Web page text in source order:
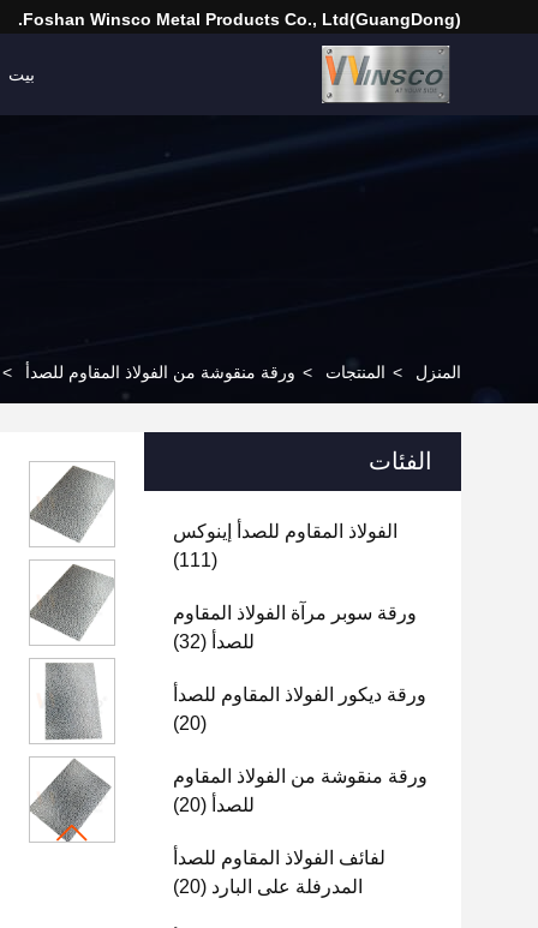
(GuangDong)Foshan Winsco Metal Products Co., Ltd.
بيت
المنزل > المنتجات > ورقة منقوشة من الفولاذ المقاوم للصدأ >
الفئات
الفولاذ المقاوم للصدأ إينوكس
(111)
ورقة سوبر مرآة الفولاذ المقاوم
للصدأ (32)
ورقة ديكور الفولاذ المقاوم للصدأ
(20)
ورقة منقوشة من الفولاذ المقاوم
للصدأ (20)
لفائف الفولاذ المقاوم للصدأ
المدرفلة على البارد (20)